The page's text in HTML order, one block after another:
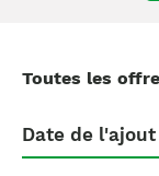
Toutes les
Date de l'ajout